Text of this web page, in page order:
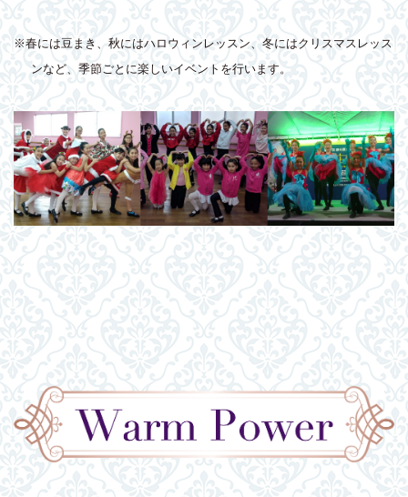
※春には豆まき、秋にはハロウィンレッスン、冬にはクリスマスレッス
ンなど、季節ごとに楽しいイベントを行います。